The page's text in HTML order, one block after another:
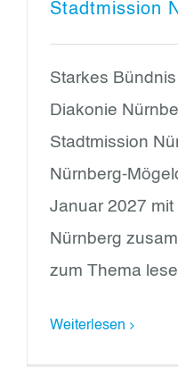
Stadtmission
Starkes
Diakonie
Stadtmission
Nürnberg-
Januar 2027
Nürnberg
zum Thema
Weiterlesen